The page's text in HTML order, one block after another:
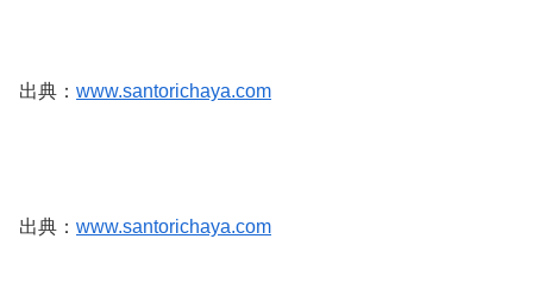
出典： www.santorichaya.com
出典： www.santorichaya.com